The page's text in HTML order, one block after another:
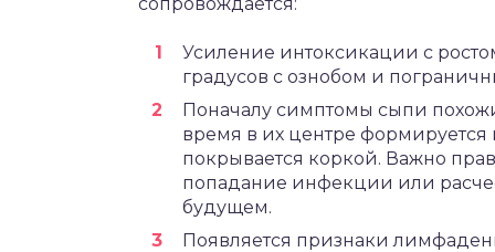
Усиление интоксикации с
градусов с ознобом и
Поначалу симптомы сыпи
время в их центре формируется
покрывается коркой. Важно
попадание инфекции или
будущем.
Появляется признаки